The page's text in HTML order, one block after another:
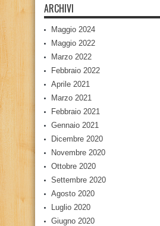
ARCHIVI
Maggio 2024
Maggio 2022
Marzo 2022
Febbraio 2022
Aprile 2021
Marzo 2021
Febbraio 2021
Gennaio 2021
Dicembre 2020
Novembre 2020
Ottobre 2020
Settembre 2020
Agosto 2020
Luglio 2020
Giugno 2020